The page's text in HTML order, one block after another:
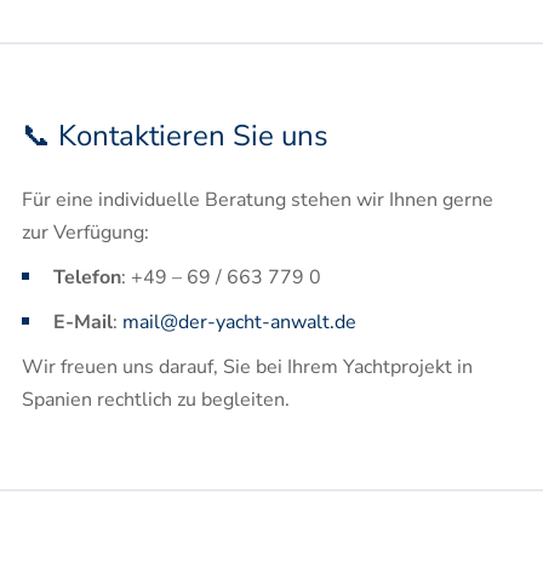
📞 Kontaktieren Sie uns
Für eine individuelle Beratung stehen wir Ihnen gerne
zur Verfügung:
Telefon: +49 – 69 / 663 779 0
E-Mail: mail@der-yacht-anwalt.de
Wir freuen uns darauf, Sie bei Ihrem Yachtprojekt in
Spanien rechtlich zu begleiten.